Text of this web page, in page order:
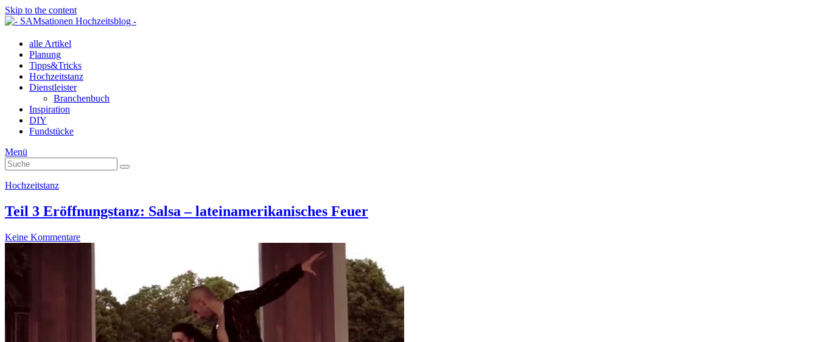
Skip to the content
alle Artikel
Planung
Tipps&Tricks
Hochzeitstanz
Dienstleister
Branchenbuch
Inspiration
DIY
Fundstücke
Menü
Suche
nach:
Suche
Hochzeitstanz
Teil 3 Eröffnungstanz: Salsa – lateinamerikanisches Feuer
Keine Kommentare